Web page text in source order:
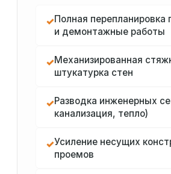
✓Полная
и демонтажные работы
✓Механизированная
штукатурка стен
✓Разводка инженерных
канализация, тепло)
✓Усиление несущих
проемов